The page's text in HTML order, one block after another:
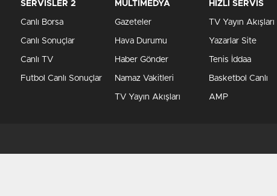
SERVİSLER 2
Canlı Borsa
Canlı Sonuçlar
Canlı TV
Futbol Canlı Sonuçlar
MULTİMEDYA
Gazeteler
Hava Durumu
Haber Gönder
Namaz Vakitleri
TV Yayın Akışları
HIZLI SERVİS
TV Yayın Akışları
Yazarlar Site
Tenis İddaa
Basketbol Canlı
AMP